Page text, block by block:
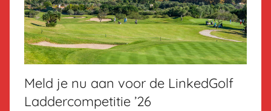
Meld je nu aan voor de LinkedGolf
Laddercompetitie ’26